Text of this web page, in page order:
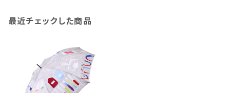
最近チェックした商品